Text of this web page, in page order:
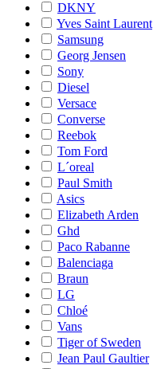
DKNY
Yves Saint Laurent
Samsung
Georg Jensen
Sony
Diesel
Versace
Converse
Reebok
Tom Ford
L´oreal
Paul Smith
Asics
Elizabeth Arden
Ghd
Paco Rabanne
Balenciaga
Braun
LG
Chloé
Vans
Tiger of Sweden
Jean Paul Gaultier